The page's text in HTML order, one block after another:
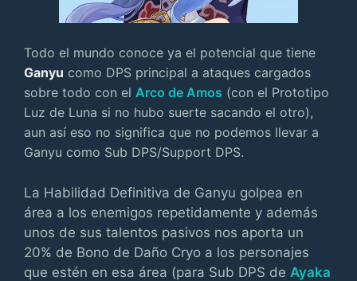
Todo el mundo conoce ya el potencial que tiene
Ganyu como DPS principal a ataques cargados
sobre todo con el Arco de Amos (con el Prototipo
Luz de Luna si no hubo suerte sacando el otro),
aun así eso no significa que no podemos llevar a
Ganyu como Sub DPS/Support DPS.
La Habilidad Definitiva de Ganyu golpea en
área a los enemigos repetidamente y además
unos de sus talentos pasivos nos aporta un
20% de Bono de Daño Cryo a los personajes
que estén en esa área (para Sub DPS de Ayaka